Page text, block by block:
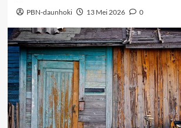
PBN-daunhoki 13 Mei 2026 0